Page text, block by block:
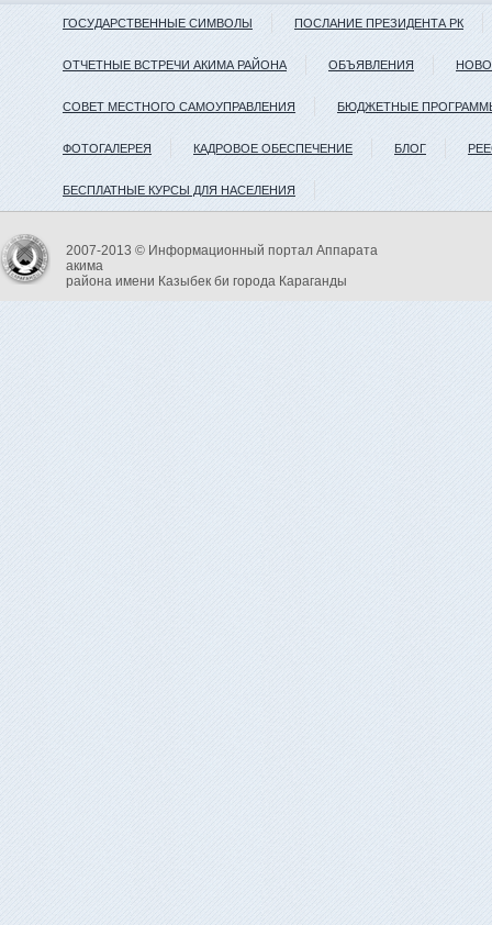
ГОСУДАРСТВЕННЫЕ СИМВОЛЫ ПОСЛАНИЕ ПРЕЗИДЕНТА РК
ОТЧЕТНЫЕ ВСТРЕЧИ АКИМА РАЙОНА ОБЪЯВЛЕНИЯ
СОВЕТ МЕСТНОГО САМОУПРАВЛЕНИЯ БЮДЖЕТНЫЕ
ФОТОГАЛЕРЕЯ КАДРОВОЕ ОБЕСПЕЧЕНИЕ БЛОГ
БЕСПЛАТНЫЕ КУРСЫ ДЛЯ НАСЕЛЕНИЯ
2007-2013 © Информационный портал Аппарата
акима
района имени Казыбек би города Караганды